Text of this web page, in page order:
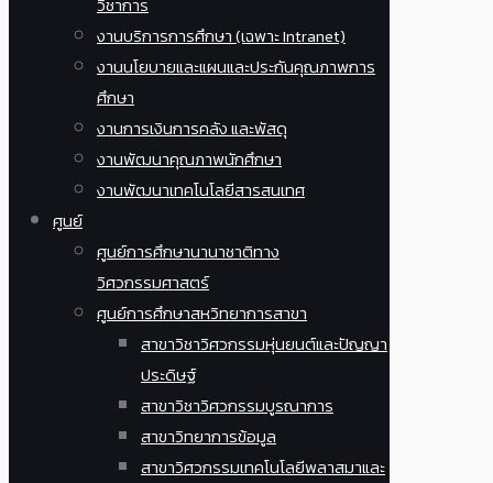
วิชาการ
งานบริการการศึกษา (เฉพาะ Intranet)
งานนโยบายและแผนและประกันคุณภาพการ
ศึกษา
งานการเงินการคลัง และพัสดุ
งานพัฒนาคุณภาพนักศึกษา
งานพัฒนาเทคโนโลยีสารสนเทศ
ศูนย์
ศูนย์การศึกษานานาชาติทาง
วิศวกรรมศาสตร์
ศูนย์การศึกษาสหวิทยาการสาขา
สาขาวิชาวิศวกรรมหุ่นยนต์และปัญญา
ประดิษฐ์
สาขาวิชาวิศวกรรมบูรณาการ
สาขาวิทยาการข้อมูล
สาขาวิศวกรรมเทคโนโลยีพลาสมาและ